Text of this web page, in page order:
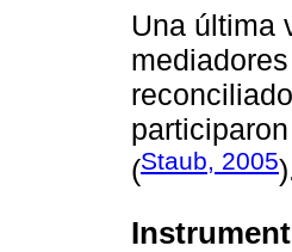
Una última
(Staub, 2005